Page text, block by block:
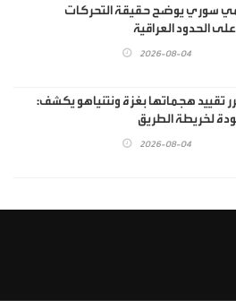
سوري يوضح حقيقة التحركات
الحدود العراقية
2026-08-04
تقييد هجماتها بغزة ونتنياهو يكشف:
لخريطة الطريق
2026-08-04